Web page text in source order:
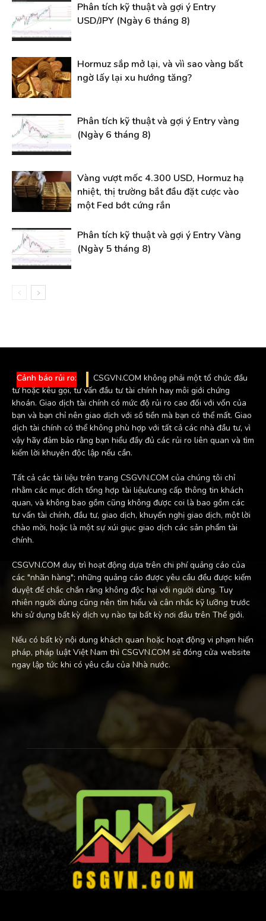
Phân tích kỹ thuật và gợi ý Entry
USD/JPY (Ngày 6 tháng 8)
Hormuz sắp mở lại, và vìì sao vàng bất
ngờ lấy lại xu hướng tăng?
Phân tích kỹ thuật và gợi ý Entry vàng
(Ngày 6 tháng 8)
Vàng vượt mốc 4.300 USD, Hormuz hạ
nhiệt, thị trường bắt đầu đặt cược vào
một Fed bớt cứng rắn
Phân tích kỹ thuật và gợi ý Entry Vàng
(Ngày 5 tháng 8)
Cảnh báo rủi ro:
CSGVN.COM không phải một tổ chức đầu
tư hoặc kêu gọi, tư vấn đầu tư tài chính hay môi giới chứng
khoán. Giao dịch tài chính có mức độ rủi ro cao đối với vốn của
bạn và bạn chỉ nên giao dịch với số tiền mà bạn có thể mất. Giao
dịch tài chính có thể không phù hợp với tất cả các nhà đầu tư, vì
vậy hãy đảm bảo rằng bạn hiểu đầy đủ các rủi ro liên quan và tìm
kiếm lời khuyên độc lập nếu cần.
Tất cả các tài liệu trên trang CSGVN.COM của chúng tôi chỉ
nhằm các mục đích tổng hợp tài liệu/cung cấp thông tin khách
quan, và không bao gồm cũng không được coi là bao gồm các
tư vấn tài chính, đầu tư, giao dịch, khuyến nghị giao dịch, một lời
chào mời, hoặc là một sự xúi giục giao dịch các sản phẩm tài
chính.
CSGVN.COM duy trì hoạt động dựa trên chi phí quảng cáo của
các "nhãn hàng"; những quảng cáo được yêu cầu đều được kiểm
duyệt để chắc chắn rằng không độc hại với người dùng. Tuy
nhiên người dùng cũng nên tìm hiểu và cân nhắc kỹ lưỡng trước
khi sử dụng bất kỳ dịch vụ nào tại bất kỳ nơi đâu trên Thế giới.
Nếu có bất kỳ nội dung khách quan hoặc hoạt động vi phạm hiến
pháp, pháp luật Việt Nam thì CSGVN.COM sẽ đóng cửa website
ngay lập tức khi có yêu cầu của Nhà nước.